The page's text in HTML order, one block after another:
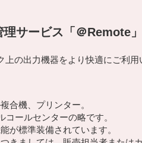
理サービス「＠Remote」
上の出力機器をより快適にご利
合機、プリンター。
ールセンターの略です。
が標準装備されています。